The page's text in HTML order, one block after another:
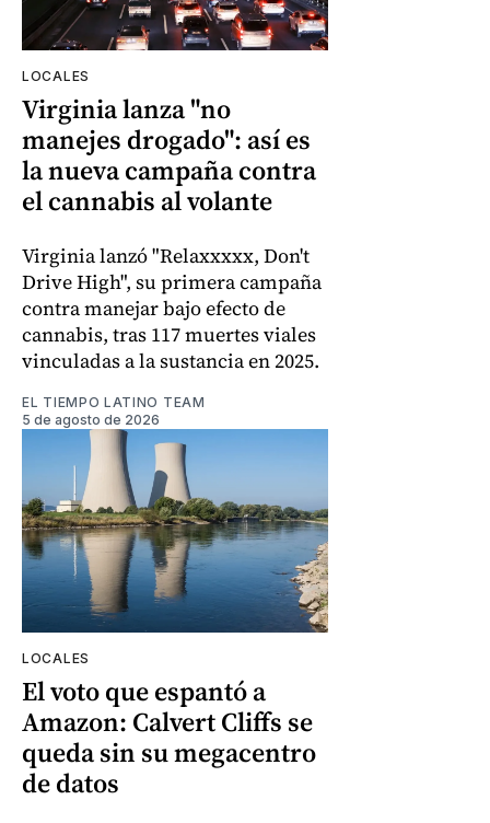
LOCALES
Virginia lanza "no
manejes drogado": así es
la nueva campaña contra
el cannabis al volante
Virginia lanzó "Relaxxxxx, Don't
Drive High", su primera campaña
contra manejar bajo efecto de
cannabis, tras 117 muertes viales
vinculadas a la sustancia en 2025.
EL TIEMPO LATINO TEAM
5 de agosto de 2026
LOCALES
El voto que espantó a
Amazon: Calvert Cliffs se
queda sin su megacentro
de datos